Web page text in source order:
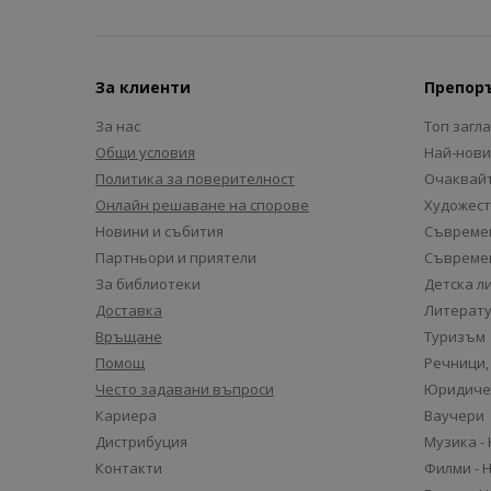
За клиенти
За нас
Общи условия
Политика за поверителност
Онлайн решаване на спорове
Новини и събития
Партньори и приятели
За библиотеки
Доставка
Връщане
Помощ
Често задавани въпроси
Кариера
Дистрибуция
Контакти
Топ
Най-
Детска
Туризъм
Ваучери
Музика -
Филми -